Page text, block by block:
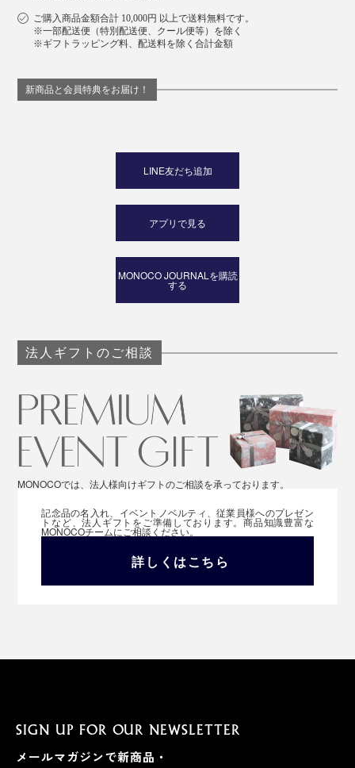
ご購入商品金額合計 10,000円 以上で送料無料です。
※一部配送便（特別配送便、クール便等）を除く
※ギフトラッピング料、配送料を除く合計金額
新商品と会員特典をお届け！
LINE友だち追加
アプリで見る
MONOCO JOURNALを購読
する
法人ギフトのご相談
MONOCOでは、法人様向けギフトのご相談を承っております。
記念品の名入れ、イベントノベルティ、従業員様へのプレゼン
トなど、法人ギフトをご準備しております。商品知識豊富な
MONOCOチームにご相談ください。
詳しくはこちら
SIGN UP FOR OUR NEWSLETTER
メールマガジンで新商品・